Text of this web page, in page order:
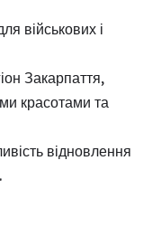
військових і
Закарпаття,
красотами та
відновлення